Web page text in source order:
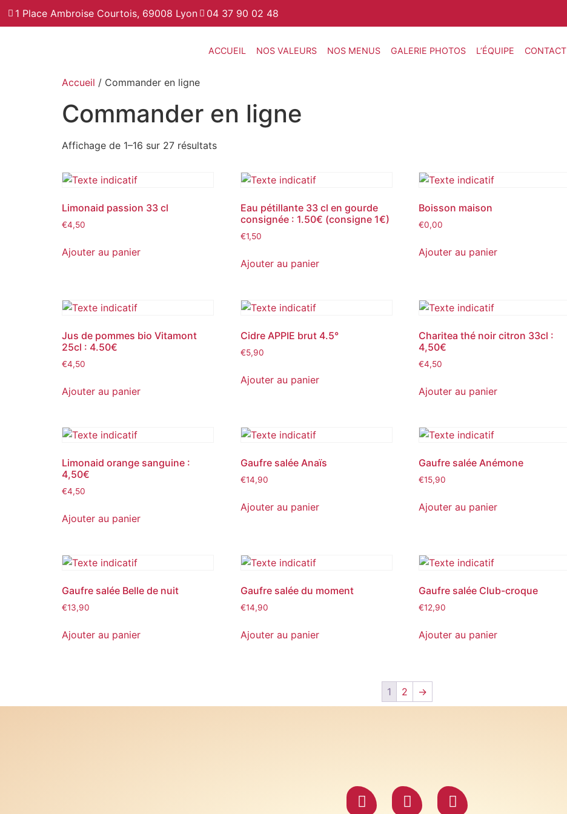
1 Place Ambroise Courtois, 69008 Lyon 04 37 90 02 48
ACCUEIL NOS VALEURS NOS MENUS GALERIE PHOTOS L’ÉQUIPE CONTACT
Accueil / Commander en ligne
Commander en ligne
Affichage de 1–16 sur 27 résultats
Limonaid passion 33 cl
€4,50
Ajouter au panier
Eau pétillante 33 cl en gourde
consignée : 1.50€ (consigne 1€)
€1,50
Ajouter au panier
Boisson maison
€0,00
Ajouter au panier
Jus de pommes bio Vitamont
25cl : 4.50€
€4,50
Ajouter au panier
Cidre APPIE brut 4.5°
€5,90
Ajouter au panier
Charitea thé noir citron 33cl :
4,50€
€4,50
Ajouter au panier
Limonaid orange sanguine :
4,50€
€4,50
Ajouter au panier
Gaufre salée Anaïs
€14,90
Ajouter au panier
Gaufre salée Anémone
€15,90
Ajouter au panier
Gaufre salée Belle de nuit
€13,90
Ajouter au panier
Gaufre salée du moment
€14,90
Ajouter au panier
Gaufre salée Club-croque
€12,90
Ajouter au panier
1 2 →